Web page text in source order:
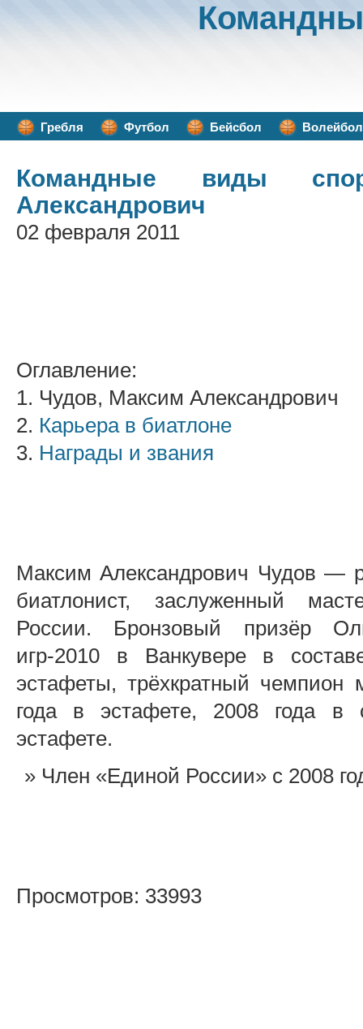
Гребля Футбол Бейсбол Волейбол
Командные виды
Александрович
02 февраля 2011
Оглавление:
1. Чудов, Максим Александрович
2. Карьера в биатлоне
3. Награды и звания
Максим Александрович Чудов —
биатлонист, заслуженный
России. Бронзовый призёр
игр-2010 в Ванкувере в
эстафеты, трёхкратный чемпион
года в эстафете, 2008 года в
эстафете.
Член «Единой России» с 2008
Просмотров: 33993